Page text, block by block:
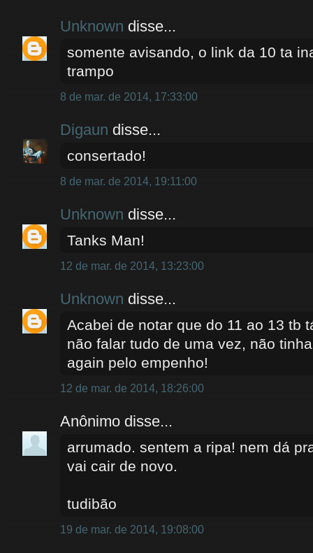
Unknown disse...
somente avisando, o link da 10 ta
trampo
8 de mar. de 2014, 17:33:00
Digaun disse...
consertado!
8 de mar. de 2014, 19:11:00
Unknown disse...
Tanks Man!
12 de mar. de 2014, 13:23:00
Unknown disse...
Acabei de notar que do 11 ao 13 tb
não falar tudo de uma vez, não
again pelo empenho!
12 de mar. de 2014, 18:26:00
Anônimo disse...
arrumado. sentem a ripa! nem dá
vai cair de novo.
tudibão
19 de mar. de 2014, 19:08:00